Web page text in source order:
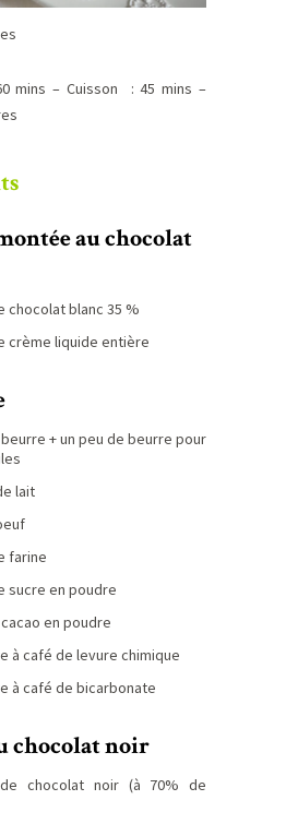
mins – Cuisson : 45 mins –
au chocolat
chocolat blanc 35 %
crème liquide entière
+ un peu de beurre pour
lait
farine
sucre en poudre
en poudre
à café de levure chimique
à café de bicarbonate
chocolat noir
chocolat noir (à 70% de